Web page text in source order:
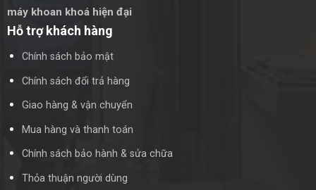
máy khoan khoá hiện đại
Hỗ trợ khách hàng
Chính sách bảo mật
Chính sách đổi trả hàng
Giao hàng & vận chuyển
Mua hàng và thanh toán
Chính sách bảo hành & sửa chữa
Thỏa thuận người dùng